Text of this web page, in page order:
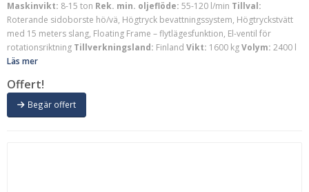
Maskinvikt: 8-15 ton Rek. min. oljeflöde: 55-120 l/min Tillval:
Roterande sidoborste hö/vä, Högtryck bevattningssystem, Högtryckstvätt
med 15 meters slang, Floating Frame – flytlägesfunktion, El-ventil för
rotationsriktning Tillverkningsland: Finland Vikt: 1600 kgVolym: 2400 l
Läs mer
Offert!
Begär offert